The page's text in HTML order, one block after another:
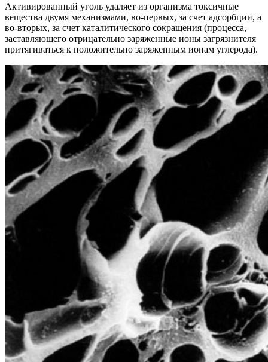
Активированный уголь удаляет из организма токсичные
вещества двумя механизмами, во-первых, за счет адсорбции, а
во-вторых, за счет каталитического сокращения (процесса,
заставляющего отрицательно заряженные ионы загрязнителя
притягиваться к положительно заряженным ионам углерода).